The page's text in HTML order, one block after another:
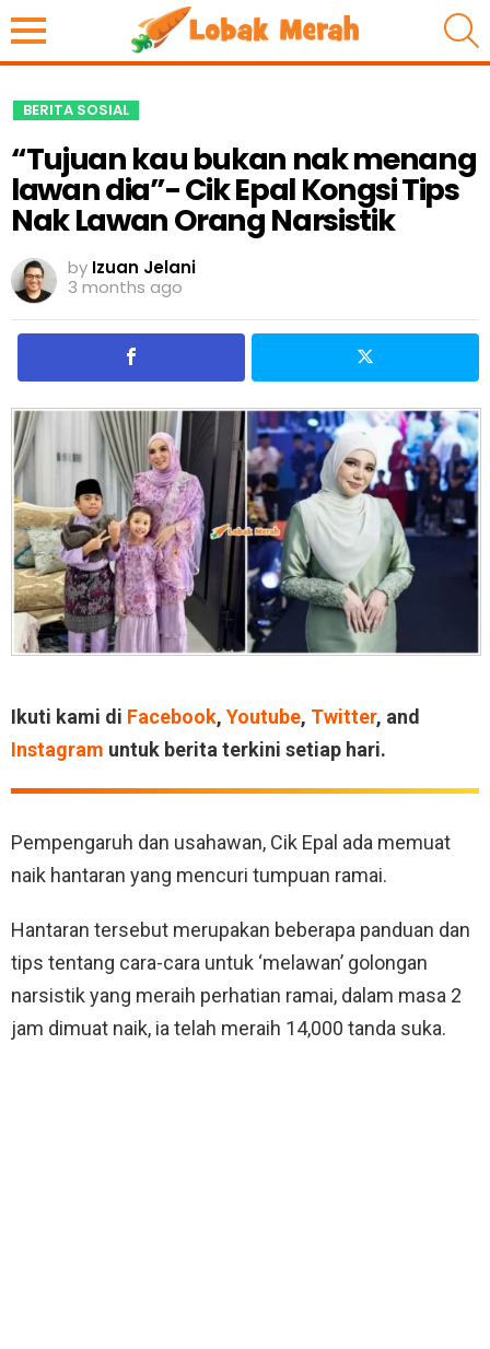
BERITA SOSIAL
“Tujuan kau bukan nak menang
lawan dia”- Cik Epal Kongsi Tips
Nak Lawan Orang Narsistik
by Izuan Jelani
3 months ago
Ikuti kami di Facebook, Youtube, Twitter, and
Instagram untuk berita terkini setiap hari.
Pempengaruh dan usahawan, Cik Epal ada memuat
naik hantaran yang mencuri tumpuan ramai.
Hantaran tersebut merupakan beberapa panduan dan
tips tentang cara-cara untuk ‘melawan’ golongan
narsistik yang meraih perhatian ramai, dalam masa 2
jam dimuat naik, ia telah meraih 14,000 tanda suka.